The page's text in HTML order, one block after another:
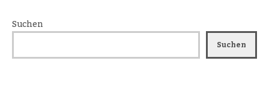
Suchen
Suchen